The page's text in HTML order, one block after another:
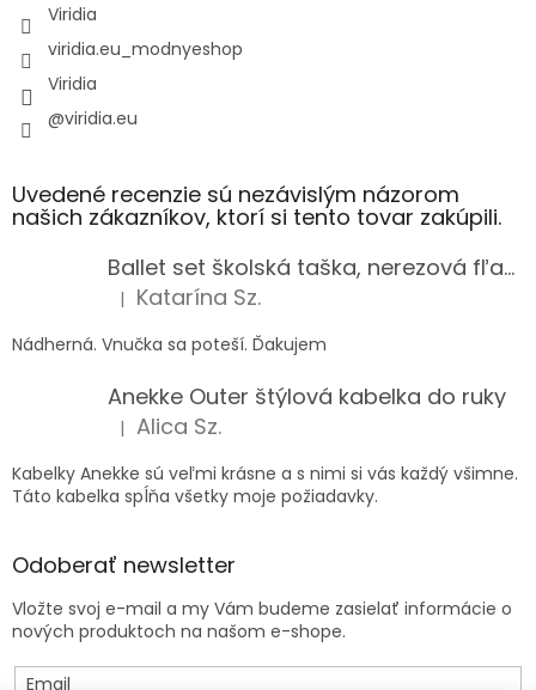
Viridia
viridia.eu_modnyeshop
Viridia
@viridia.eu
Uvedené recenzie sú nezávislým názorom
našich zákazníkov, ktorí si tento tovar zakúpili.
Ballet set školská taška, nerezová fľaša a plný peračník s motívom baletky pre dievča
Hodnotenie produktu je 5 z 5 hviezdičiek.
| Katarína Sz.
Nádherná. Vnučka sa poteší. Ďakujem
Anekke Outer štýlová kabelka do ruky
Hodnotenie produktu je 5 z 5 hviezdičiek.
| Alica Sz.
Kabelky Anekke sú veľmi krásne a s nimi si vás každý všimne.
Táto kabelka spĺňa všetky moje požiadavky.
Odoberať newsletter
Vložte svoj e-mail a my Vám budeme zasielať informácie o
nových produktoch na našom e-shope.
Email